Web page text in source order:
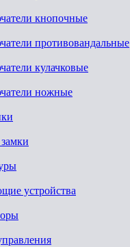
кнопочные
противовандальные
кулачковые
ножные
устройства